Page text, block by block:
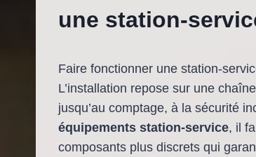
une station-
Faire fonctionner une station-
L’installation repose sur une
jusqu’au comptage, à la sécurité
équipements station-service, il
composants plus discrets qui